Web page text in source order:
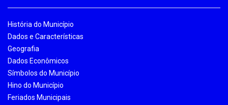
História do Município
Dados e Características
Geografia
Dados Econômicos
Símbolos do Município
Hino do Município
Feriados Municipais